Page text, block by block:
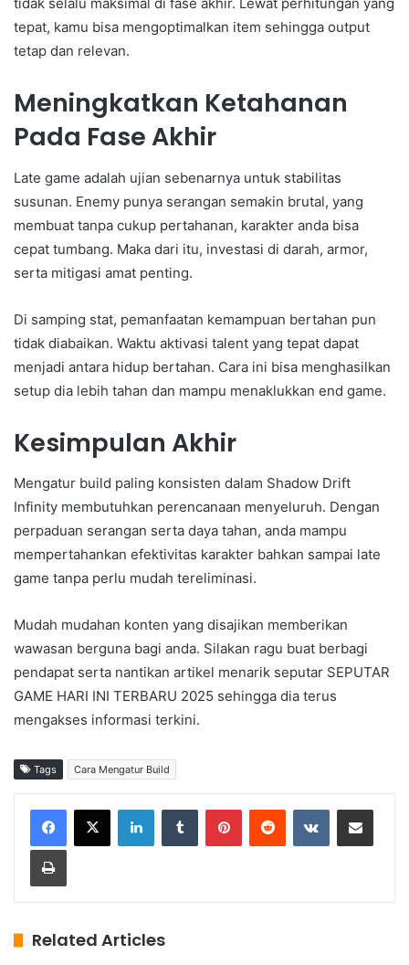
tepat, kamu bisa mengoptimalkan item sehingga output
tetap dan relevan.
Meningkatkan Ketahanan
Pada Fase Akhir
Late game adalah ujian sebenarnya untuk stabilitas
susunan. Enemy punya serangan semakin brutal, yang
membuat tanpa cukup pertahanan, karakter anda bisa
cepat tumbang. Maka dari itu, investasi di darah, armor,
serta mitigasi amat penting.
Di samping stat, pemanfaatan kemampuan bertahan pun
tidak diabaikan. Waktu aktivasi talent yang tepat dapat
menjadi antara hidup bertahan. Cara ini bisa menghasilkan
setup dia lebih tahan dan mampu menaklukkan end game.
Kesimpulan Akhir
Mengatur build paling konsisten dalam Shadow Drift
Infinity membutuhkan perencanaan menyeluruh. Dengan
perpaduan serangan serta daya tahan, anda mampu
mempertahankan efektivitas karakter bahkan sampai late
game tanpa perlu mudah tereliminasi.
Mudah mudahan konten yang disajikan memberikan
wawasan berguna bagi anda. Silakan ragu buat berbagi
pendapat serta nantikan artikel menarik seputar SEPUTAR
GAME HARI INI TERBARU 2025 sehingga dia terus
mengakses informasi terkini.
Tags Cara Mengatur Build
Related Articles